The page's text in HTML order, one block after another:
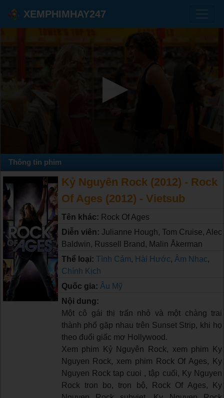
XEMPHIMHAY247
Thông tin phim
Kỷ Nguyên Rock (2012) - Rock
Of Ages (2012) - Vietsub
Tên khác: Rock Of Ages
Diễn viên: Julianne Hough, Tom Cruise, Alec
Baldwin, Russell Brand, Malin Åkerman
Thể loại: Tình Cảm, Hài Hước, Âm Nhạc,
Chính Kịch
Quốc gia: Âu Mỹ
Nội dung:
Một cô gái thị trấn nhỏ và một chàng trai
thành phố gặp nhau trên Sunset Strip, khi họ
theo đuổi giấc mơ Hollywood.
Xem phim Kỷ Nguyên Rock, xem phim Ky
Nguyen Rock, xem phim Rock Of Ages, Ky
Nguyen Rock tap cuoi , tập cuối, Ky Nguyen
Rock tron bo, trọn bộ, Rock Of Ages, Ky